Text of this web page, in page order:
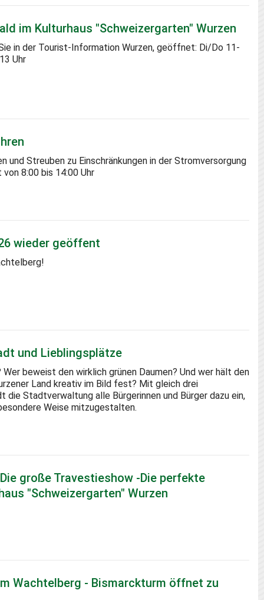
im Kulturhaus "Schweizergarten" Wurzen
in der Tourist-Information Wurzen, geöffnet: Di/Do 11-
Uhr
und Streuben zu Einschränkungen in der Stromversorgung
8:00 bis 14:00 Uhr
wieder geöffent
und Lieblingsplätze
beweist den wirklich grünen Daumen? Und wer hält den
Land kreativ im Bild fest? Mit gleich drei
die Stadtverwaltung alle Bürgerinnen und Bürger dazu ein,
Weise mitzugestalten.
große Travestieshow -Die perfekte
"Schweizergarten" Wurzen
Wachtelberg - Bismarckturm öffnet zu